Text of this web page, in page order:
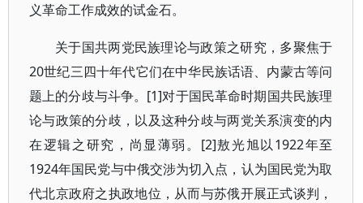
义革命工作成效的试金石。
关于国共两党民族理论与政策之研究，多聚焦于
20世纪三四十年代它们在中华民族话语、内蒙古等问
题上的分歧与斗争。[1]对于国民革命时期国共民族理
论与政策的分歧，以及这种分歧与两党关系演变的内
在逻辑之研究，尚显薄弱。[2]敖光旭以1922年至
1924年国民党与中俄交涉为切入点，认为国民党为取
代北京政府之执政地位，从而与苏俄开展正式谈判，